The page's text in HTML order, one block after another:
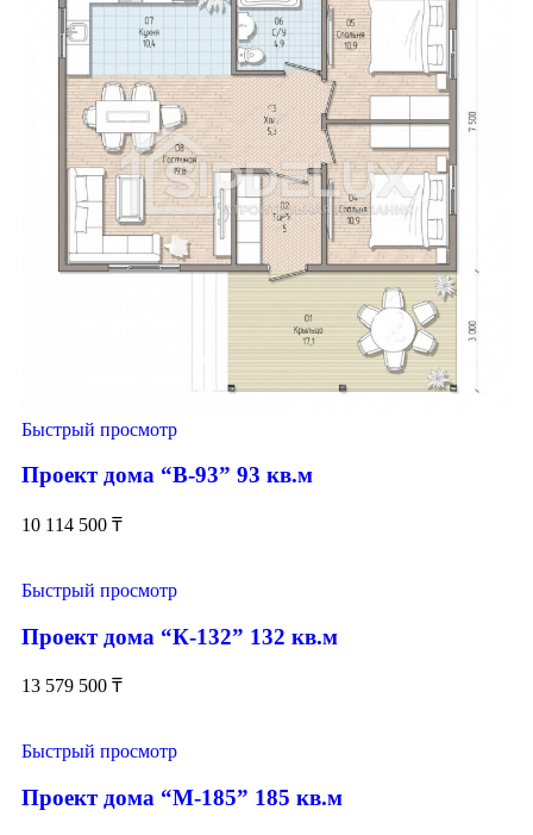
Быстрый просмотр
Проект дома “В-93” 93 кв.м
10 114 500 ₸
Быстрый просмотр
Проект дома “К-132” 132 кв.м
13 579 500 ₸
Быстрый просмотр
Проект дома “М-185” 185 кв.м